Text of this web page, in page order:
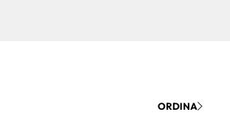
ORDINA